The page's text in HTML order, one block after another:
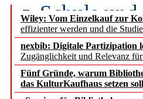
Wiley: Vom Einzelkauf zur
effizienter werden und die
nexbib: Digitale Partizipation
Zugänglichkeit und Relevanz
Fünf Gründe, warum
das KulturKaufhaus setzen
Schule
Segment